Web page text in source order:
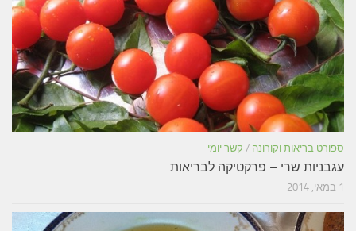
ספורט בריאות וקורונה / קשר יומי
עגבניות שרי – פרקטיקה לבריאות
1 במאי, 2014